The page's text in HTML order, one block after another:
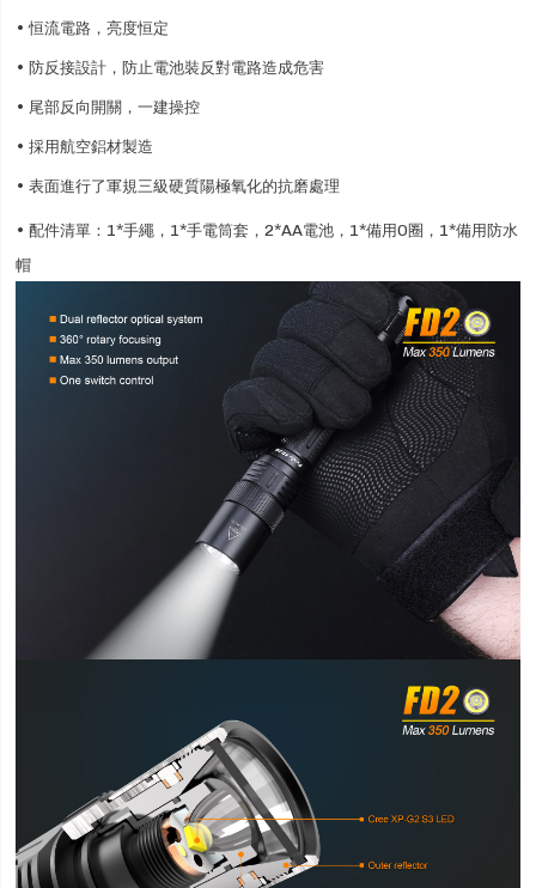
• 恒流電路，亮度恒定
• 防反接設計，防止電池裝反對電路造成危害
• 尾部反向開關，一建操控
• 採用航空鋁材製造
• 表面進行了軍規三級硬質陽極氧化的抗磨處理
• 配件清單：1*手繩，1*手電筒套，2*AA電池，1*備用O圈，1*備用防水
帽